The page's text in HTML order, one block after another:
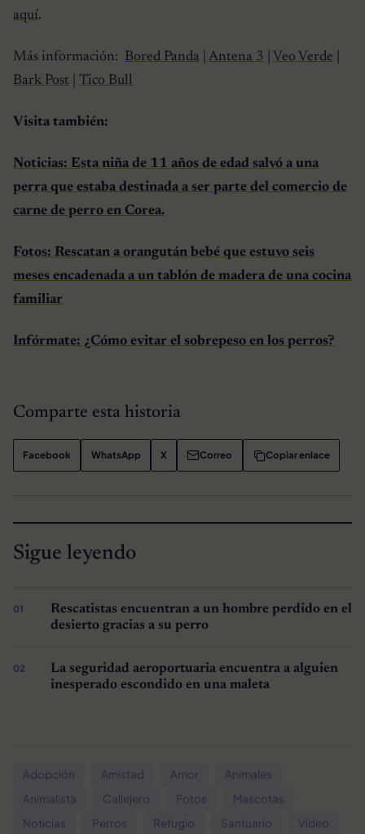
aquí.
Más información: Bored Panda Antena 3 Veo Verde
Bark Post
Tico Bull
Visita también:
Noticias: Esta niña de 11 años de edad salvó a una
perra que estaba destinada a ser parte del comercio de
carne de perro en Corea.
Fotos: Rescatan a orangután bebé que estuvo seis
meses encadenada a un tablón de madera de una cocina
familiar
Infórmate: ¿Cómo evitar el sobrepeso en los perros?
Comparte esta historia
Facebook WhatsApp X Correo Copiar enlace
Sigue leyendo
Rescatistas encuentran a un hombre perdido en el
desierto gracias a su perro
La seguridad aeroportuaria encuentra a alguien
inesperado escondido en una maleta
Adopción Amistad Amor
Animales
Animalista
Callejero Fotos
Mascotas
Noticias
Perros Refugio Santuario Vídeo